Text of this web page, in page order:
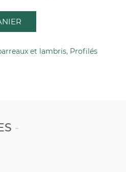
et lambris, Profilés